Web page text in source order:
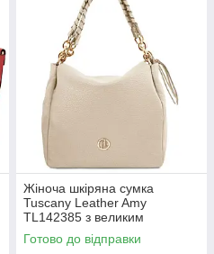
Жіноча шкіряна сумка
Tuscany Leather Amy
TL142385 з великим
відділенням і плечовим
ременем, бежева
Готово до відправки